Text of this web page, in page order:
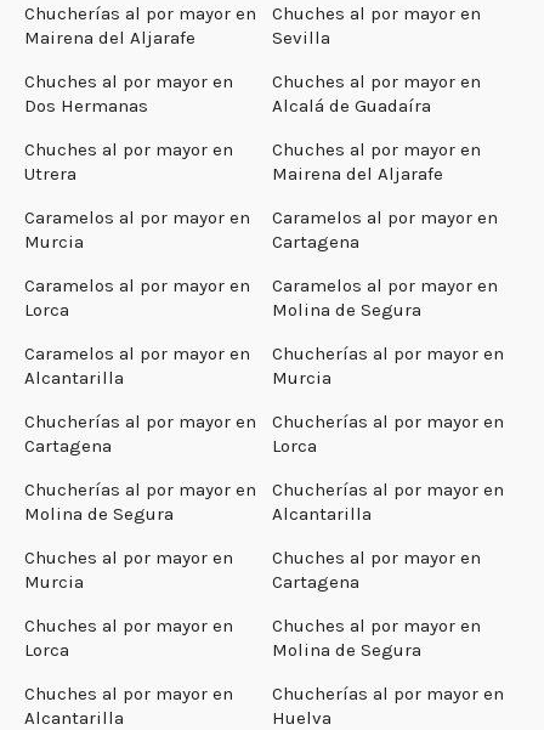
Chucherías al por mayor en
Mairena del Aljarafe
Chuches al por mayor en
Sevilla
Chuches al por mayor en
Dos Hermanas
Chuches al por mayor en
Alcalá de Guadaíra
Chuches al por mayor en
Utrera
Chuches al por mayor en
Mairena del Aljarafe
Caramelos al por mayor en
Murcia
Caramelos al por mayor en
Cartagena
Caramelos al por mayor en
Lorca
Caramelos al por mayor en
Molina de Segura
Caramelos al por mayor en
Alcantarilla
Chucherías al por mayor en
Murcia
Chucherías al por mayor en
Cartagena
Chucherías al por mayor en
Lorca
Chucherías al por mayor en
Molina de Segura
Chucherías al por mayor en
Alcantarilla
Chuches al por mayor en
Murcia
Chuches al por mayor en
Cartagena
Chuches al por mayor en
Lorca
Chuches al por mayor en
Molina de Segura
Chuches al por mayor en
Alcantarilla
Chucherías al por mayor en
Huelva